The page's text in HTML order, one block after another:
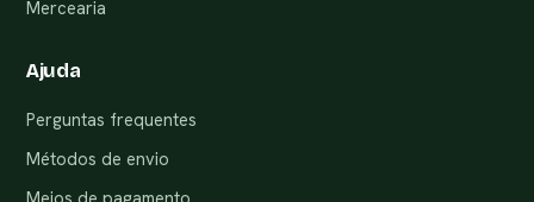
Mercearia
Ajuda
Perguntas frequentes
Métodos de envio